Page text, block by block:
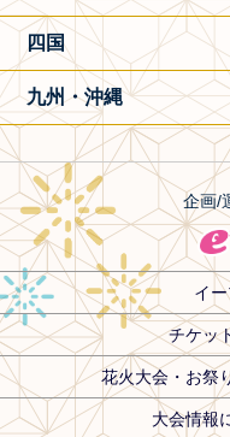
四国
九州・沖縄
企画/
イ
チケッ
花火大会・お祭
大会情報